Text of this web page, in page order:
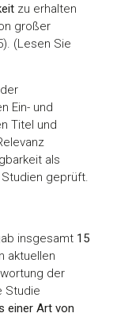
zu erhalten
großer
(Lesen Sie
Ein- und
Titel und
als
geprüft.
insgesamt 15
aktuellen
der
Studie
einer Art von